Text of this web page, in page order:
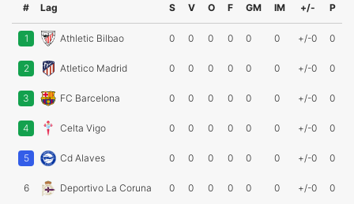
# Lag S V O F GM IM +/- P
1 Athletic Bilbao 0 0 0 0 0 0 +/-0 0
2 Atletico Madrid 0 0 0 0 0 0 +/-0 0
3 FC Barcelona 0 0 0 0 0 0 +/-0 0
4 Celta Vigo 0 0 0 0 0 0 +/-0 0
5 Cd Alaves 0 0 0 0 0 0 +/-0 0
6 Deportivo La Coruna 0 0 0 0 0 0 +/-0 0